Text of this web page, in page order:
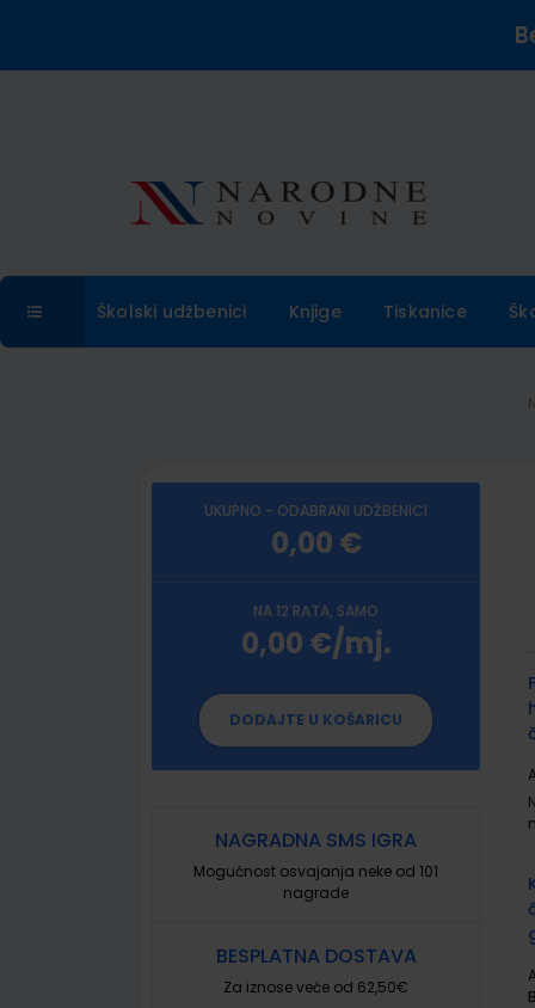
Školski udžbenici Knjige Tiskanice
UKUPNO - ODABRANI UDŽBENICI
0,00 €
NA 12 RATA, SAMO
0,00 €/mj.
DODAJTE U KOŠARICU
NAGRADNA SMS IGRA
Mogućnost osvajanja neke od 101
nagrade
BESPLATNA DOSTAVA
Za iznose veće od 62,50€